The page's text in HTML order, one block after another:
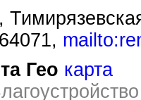
Гео карта